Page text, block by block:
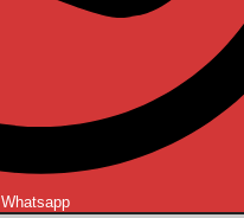
Whatsapp